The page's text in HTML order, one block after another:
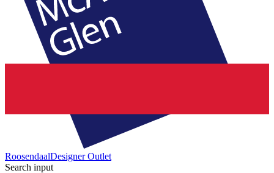
RoosendaalDesigner Outlet
Search input